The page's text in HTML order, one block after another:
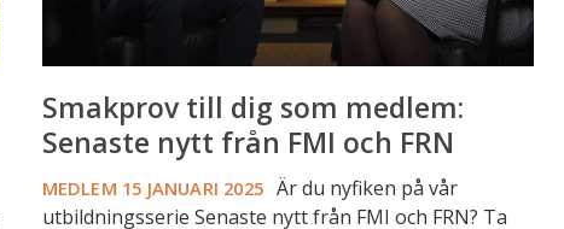
Smakprov till dig som medlem:
Senaste nytt från FMI och FRN
MEDLEM 15 JANUARI 2025 Är du nyfiken på vår
utbildningsserie Senaste nytt från FMI och FRN? Ta